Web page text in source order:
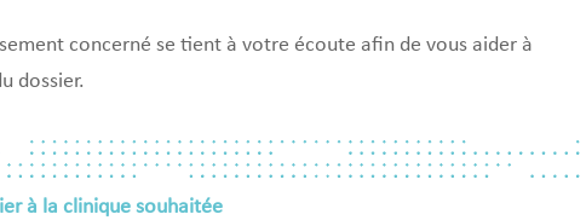
concerné se tient à votre écoute afin de vous aider à
dossier.
à la clinique souhaitée